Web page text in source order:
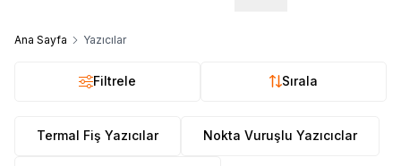
Ana Sayfa Yazıcılar
Filtrele Sırala
Termal Fiş Yazıcılar Nokta Vuruşlu Yazıcıclar